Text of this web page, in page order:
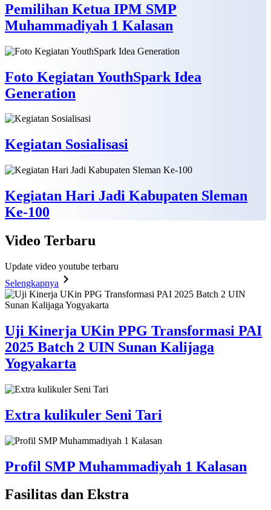
Pemilihan Ketua IPM SMP
Muhammadiyah 1 Kalasan
Foto Kegiatan YouthSpark Idea
Generation
Kegiatan Sosialisasi
Kegiatan Hari Jadi Kabupaten Sleman
Ke-100
Video Terbaru
Update video youtube terbaru
Selengkapnya
Uji Kinerja UKin PPG Transformasi PAI
2025 Batch 2 UIN Sunan Kalijaga
Yogyakarta
Extra kulikuler Seni Tari
Profil SMP Muhammadiyah 1 Kalasan
Fasilitas dan Ekstra